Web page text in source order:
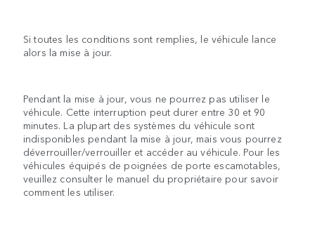
Si toutes les conditions sont remplies, le véhicule lance
alors la mise à jour.
Pendant la mise à jour, vous ne pourrez pas utiliser le
véhicule. Cette interruption peut durer entre 30 et 90
minutes. La plupart des systèmes du véhicule sont
indisponibles pendant la mise à jour, mais vous pourrez
déverrouiller/verrouiller et accéder au véhicule. Pour les
véhicules équipés de poignées de porte escamotables,
veuillez consulter le manuel du propriétaire pour savoir
comment les utiliser.